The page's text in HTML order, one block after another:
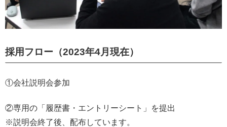
採用フロー（2023年4月現在）
①会社説明会参加
②専用の「履歴書・エントリーシート」を提出
※説明会終了後、配布しています。